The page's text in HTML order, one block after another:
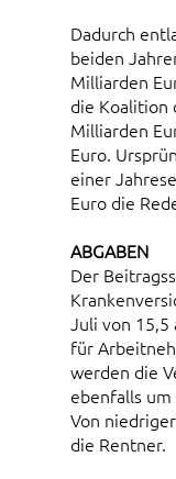
Dadurch
beiden
Milliarden
die Koalition
Milliarden
Euro.
einer
Euro die
ABGABEN
Der
Juli von 15,5
für
werden die
ebenfalls
Von
die Rentner.